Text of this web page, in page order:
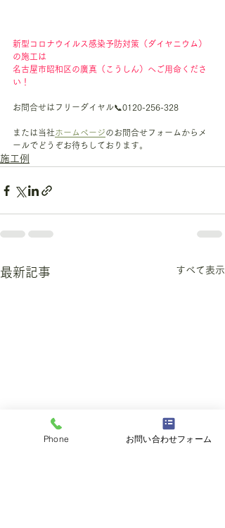
新型コロナウイルス感染予防対策（ダイヤニウム）
の施工は
名古屋市昭和区の廣真（こうしん）へご用命くださ
い！
お問合せはフリーダイヤル📞0120-256-328
または当社ホームページのお問合せフォームからメ
ールでどうぞお待ちしております。
施工例
最新記事 すべて表示
Phone お問い合わせフォーム